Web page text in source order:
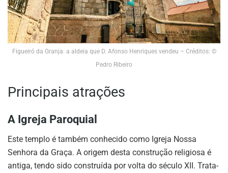
Figueiró da Granja: a aldeia que D. Afonso Henriques vendeu – Créditos: ©
Pedro Ribeiro
Principais atrações
A Igreja Paroquial
Este templo é também conhecido como Igreja Nossa
Senhora da Graça. A origem desta construção religiosa é
antiga, tendo sido construída por volta do século XII. Trata-